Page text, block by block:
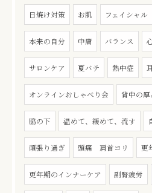
日焼け対策 お肌 フェイシャル
本来の自分 中庸 バランス
サロンケア 夏バテ 熱中症
オンラインおしゃべり会 背中の厚
脇の下 温めて、緩めて、流す
頑張り過ぎ 頭痛 肩首コリ 更
更年期のインナーケア 副腎疲労